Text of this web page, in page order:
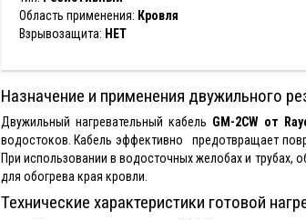
Область применения: Кровля
Взрывозащита: НЕТ
Назначение и применения двужильного
Двужильный нагревательный кабель GM-2CW от
водостоков. Кабель эффективно предотвращает
При использовании в водосточных желобах и
для обогрева края кровли.
Технические характеристики готовой